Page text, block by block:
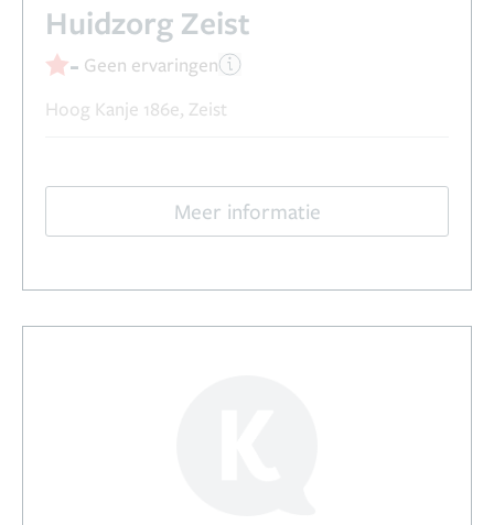
Huidzorg Zeist
- Geen ervaringen
Hoog Kanje 186e, Zeist
Meer informatie